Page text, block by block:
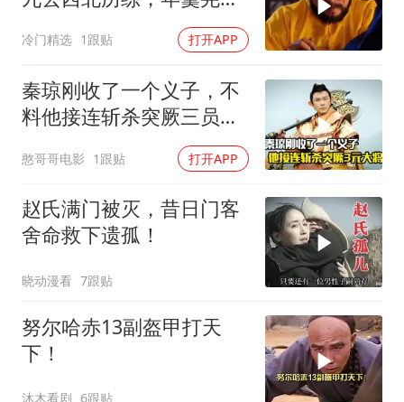
冷门精选 1跟贴 打开APP
秦琼刚收了一个义子，不
料他接连斩杀突厥三员大
憨哥哥电影 1跟贴 打开APP
赵氏满门被灭，昔日门客
舍命救下遗孤！
晓动漫看 7跟贴
努尔哈赤13副盔甲打天
下！
沐木看剧 6跟贴